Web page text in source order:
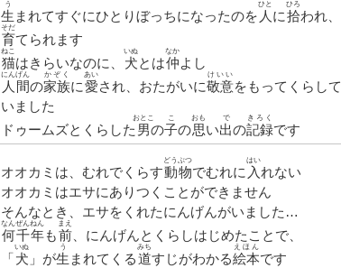
生
う
まれてすぐにひとりぼっちになったのを 人
ひと
に拾
ひろ
われ、
育
そだ
てられます
猫
ねこ
はきらいなのに、 犬
いぬ
とは仲
なか
よし
人間
にんげん
の家族
かぞく
に愛
あい
され、おたがいに敬意
けいい
をもってくらして
いました
ドゥームズとくらした 男
おとこ
の子
こ
の思
おも
い出
で
の記録
きろく
です
オオカミは、むれでくらす動物
どうぶつ
でむれに 入
はい
れない
オオカミはエサにありつくことができません
そんなとき、エサをくれたにんげんがいました…
何千年
なんぜんねん
も前
まえ
、にんげんとくらしはじめたことで、
「犬
いぬ
」が生
う
まれてくる道
みち
すじがわかる絵本
えほん
です